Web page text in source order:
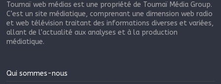
Toumaï web médias est une propriété de Toumaï Média Group.
C’est un site médiatique, comprenant une dimension web radio
et web télévision traitant des informations diverses et variées,
allant de l’actualité aux analyses et à la production
médiatique.
Qui sommes-nous